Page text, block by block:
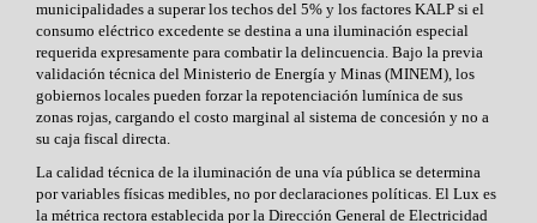
municipalidades a superar los techos del 5% y los factores KALP si el
consumo eléctrico excedente se destina a una iluminación especial
requerida expresamente para combatir la delincuencia. Bajo la previa
validación técnica del Ministerio de Energía y Minas (MINEM), los
gobiernos locales pueden forzar la repotenciación lumínica de sus
zonas rojas, cargando el costo marginal al sistema de concesión y no a
su caja fiscal directa.
La calidad técnica de la iluminación de una vía pública se determina
por variables físicas medibles, no por declaraciones políticas. El Lux es
la métrica rectora establecida por la Dirección General de Electricidad